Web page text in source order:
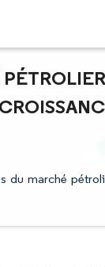
du marché